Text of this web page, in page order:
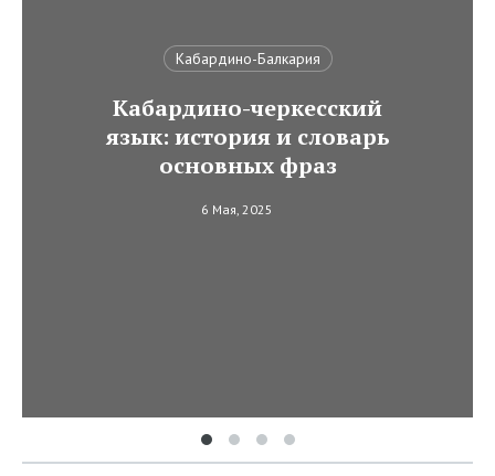
Кабардино-Балкария
Кабардино-черкесский
язык: история и словарь
основных фраз
6 Мая, 2025